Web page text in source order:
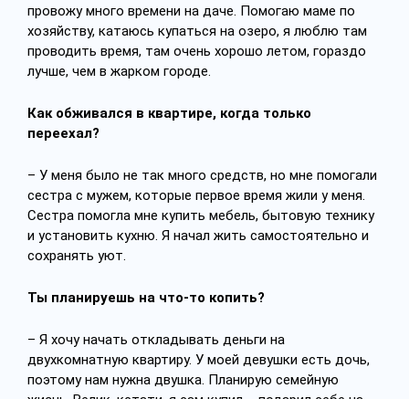
провожу много времени на даче. Помогаю маме по
хозяйству, катаюсь купаться на озеро, я люблю там
проводить время, там очень хорошо летом, гораздо
лучше, чем в жарком городе.
Как обживался в квартире, когда только
переехал?
– У меня было не так много средств, но мне помогали
сестра с мужем, которые первое время жили у меня.
Сестра помогла мне купить мебель, бытовую технику
и установить кухню. Я начал жить самостоятельно и
сохранять уют.
Ты планируешь на что-то копить?
– Я хочу начать откладывать деньги на
двухкомнатную квартиру. У моей девушки есть дочь,
поэтому нам нужна двушка. Планирую семейную